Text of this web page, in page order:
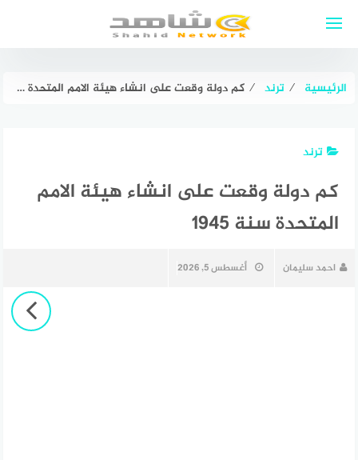
الرئيسية ⁄ ترند ⁄ كم دولة وقعت على انشاء هيئة الامم المتحدة سنة 1945
ترند
كم دولة وقعت على انشاء هيئة الامم
المتحدة سنة 1945
احمد سليمان أغسطس 5, 2026